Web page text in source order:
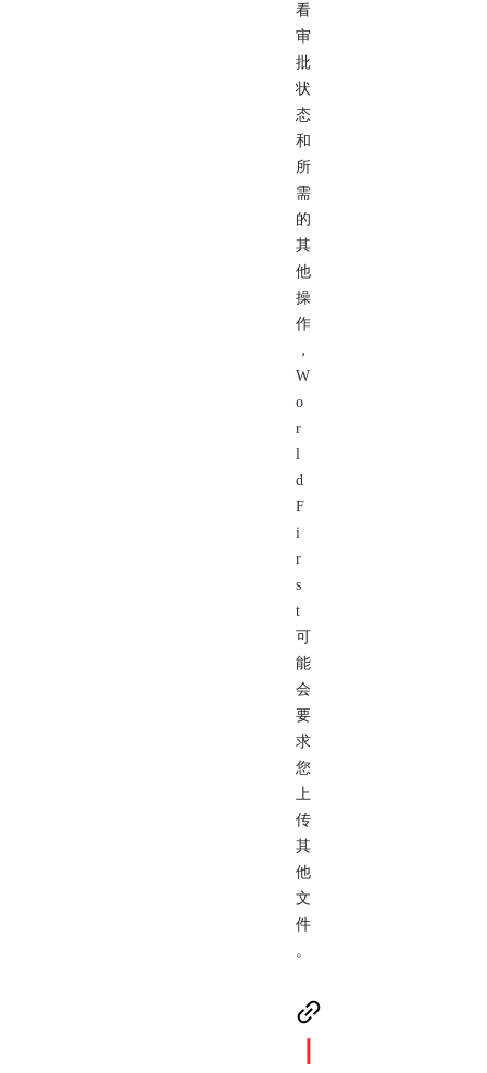
看
审
批
状
态
和
所
需
的
其
他
操
作
，
W
o
r
l
d
F
i
r
s
t
可
能
会
要
求
您
上
传
其
他
文
件
。